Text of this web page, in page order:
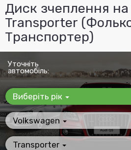
Диск зчеплення
Transporter
Транспортер)
Уточніть
автомобіль:
Виберіть рік
Volkswagen
Transporter